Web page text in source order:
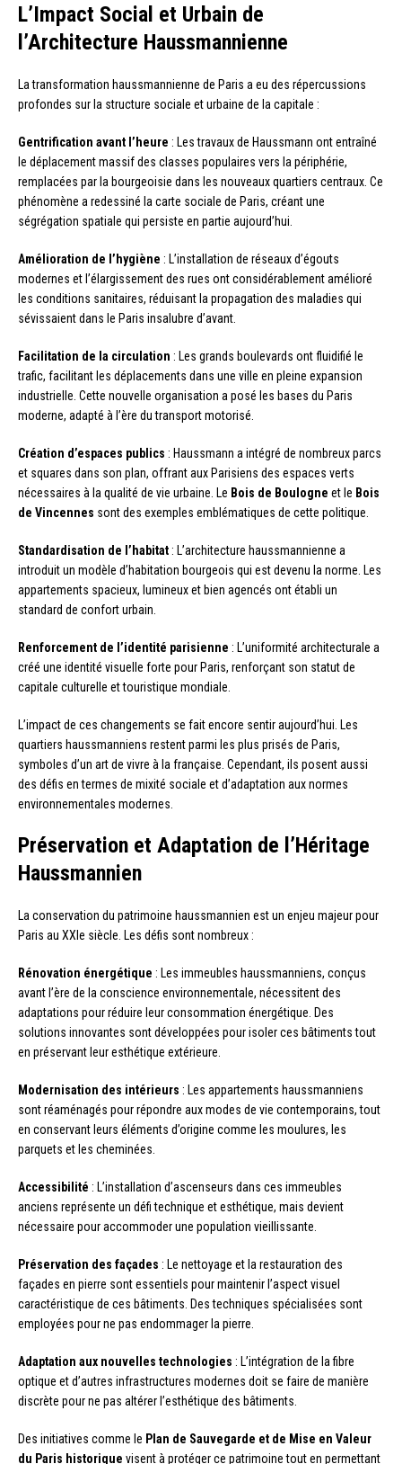
L’Impact Social et Urbain de
l’Architecture Haussmannienne
La transformation haussmannienne de Paris a eu des répercussions
profondes sur la structure sociale et urbaine de la capitale :
Gentrification avant l’heure : Les travaux de Haussmann ont entraîné
le déplacement massif des classes populaires vers la périphérie,
remplacées par la bourgeoisie dans les nouveaux quartiers centraux. Ce
phénomène a redessiné la carte sociale de Paris, créant une
ségrégation spatiale qui persiste en partie aujourd’hui.
Amélioration de l’hygiène : L’installation de réseaux d’égouts
modernes et l’élargissement des rues ont considérablement amélioré
les conditions sanitaires, réduisant la propagation des maladies qui
sévissaient dans le Paris insalubre d’avant.
Facilitation de la circulation : Les grands boulevards ont fluidifié le
trafic, facilitant les déplacements dans une ville en pleine expansion
industrielle. Cette nouvelle organisation a posé les bases du Paris
moderne, adapté à l’ère du transport motorisé.
Création d’espaces publics : Haussmann a intégré de nombreux parcs
et squares dans son plan, offrant aux Parisiens des espaces verts
nécessaires à la qualité de vie urbaine. Le Bois de Boulogne et le Bois
de Vincennes sont des exemples emblématiques de cette politique.
Standardisation de l’habitat : L’architecture haussmannienne a
introduit un modèle d’habitation bourgeois qui est devenu la norme. Les
appartements spacieux, lumineux et bien agencés ont établi un
standard de confort urbain.
Renforcement de l’identité parisienne : L’uniformité architecturale a
créé une identité visuelle forte pour Paris, renforçant son statut de
capitale culturelle et touristique mondiale.
L’impact de ces changements se fait encore sentir aujourd’hui. Les
quartiers haussmanniens restent parmi les plus prisés de Paris,
symboles d’un art de vivre à la française. Cependant, ils posent aussi
des défis en termes de mixité sociale et d’adaptation aux normes
environnementales modernes.
Préservation et Adaptation de l’Héritage
Haussmannien
La conservation du patrimoine haussmannien est un enjeu majeur pour
Paris au XXIe siècle. Les défis sont nombreux :
Rénovation énergétique : Les immeubles haussmanniens, conçus
avant l’ère de la conscience environnementale, nécessitent des
adaptations pour réduire leur consommation énergétique. Des
solutions innovantes sont développées pour isoler ces bâtiments tout
en préservant leur esthétique extérieure.
Modernisation des intérieurs : Les appartements haussmanniens
sont réaménagés pour répondre aux modes de vie contemporains, tout
en conservant leurs éléments d’origine comme les moulures, les
parquets et les cheminées.
Accessibilité : L’installation d’ascenseurs dans ces immeubles
anciens représente un défi technique et esthétique, mais devient
nécessaire pour accommoder une population vieillissante.
Préservation des façades : Le nettoyage et la restauration des
façades en pierre sont essentiels pour maintenir l’aspect visuel
caractéristique de ces bâtiments. Des techniques spécialisées sont
employées pour ne pas endommager la pierre.
Adaptation aux nouvelles technologies : L’intégration de la fibre
optique et d’autres infrastructures modernes doit se faire de manière
discrète pour ne pas altérer l’esthétique des bâtiments.
Des initiatives comme le Plan de Sauvegarde et de Mise en Valeur
du Paris historique visent à protéger ce patrimoine tout en permettant